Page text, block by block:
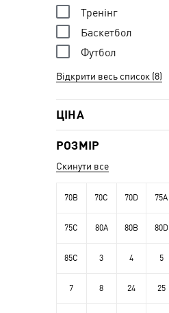
Тренінг
Баскетбол
Футбол
Відкрити весь список (8)
ЦІНА
РОЗМІР
Скинути все
70B 70C 70D 75A
75C 80A 80B 80D
85C 3 4 5
7 8 24 25